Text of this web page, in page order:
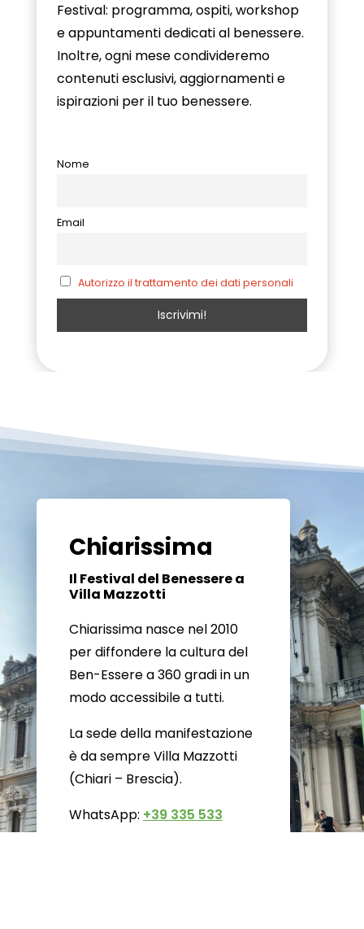
Festival: programma, ospiti, workshop
e appuntamenti dedicati al benessere.
Inoltre, ogni mese condivideremo
contenuti esclusivi, aggiornamenti e
ispirazioni per il tuo benessere.
Nome
Email
Autorizzo il trattamento dei dati personali
Chiarissima
Il Festival del Benessere a
Villa Mazzotti
Chiarissima nasce nel 2010
per diffondere la cultura del
Ben-Essere a 360 gradi in un
modo accessibile a tutti.
La sede della manifestazione
è da sempre Villa Mazzotti
(Chiari – Brescia).
WhatsApp: +39 335 533